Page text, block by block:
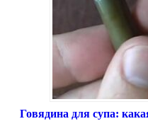
Говядина для супа: